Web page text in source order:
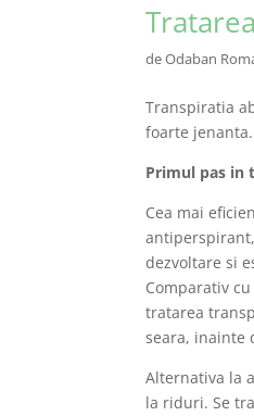
deOdaban
Transpiratia
foarte
Primul pas in
Cea mai
dezvoltare si
Comparativ
tratarea
seara, inainte
Alternativa la
la riduri. Se